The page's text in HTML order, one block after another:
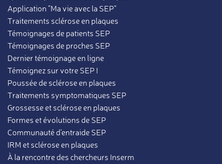
Application "Ma vie avec la SEP"
Traitements sclérose en plaques
Témoignages de patients SEP
Témoignages de proches SEP
Dernier témoignage en ligne
Témoignez sur votre SEP !
Poussée de sclérose en plaques
Traitements symptomatiques SEP
Grossesse et sclérose en plaques
Formes et évolutions de SEP
Communauté d'entraide SEP
IRM et sclérose en plaques
À la rencontre des chercheurs Inserm